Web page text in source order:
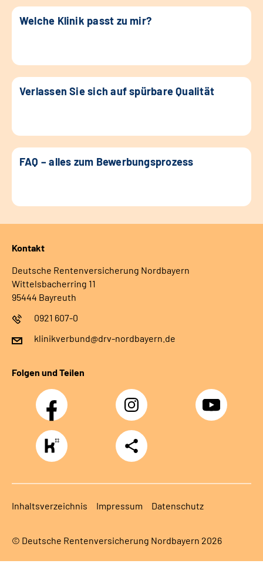
Welche Klinik passt zu mir?
Verlassen Sie sich auf spürbare Qualität
FAQ – alles zum Bewerbungsprozess
Kontakt
Deutsche Rentenversicherung Nordbayern
Wittelsbacherring 11
95444 Bayreuth
0921 607-0
klinikverbund@drv-nordbayern.de
Folgen und Teilen
Facebook Instagram Youtube
https://www.kununu.com/de/deutsche-
rentenversicherung-
nordbayern6
Teilen
Inhaltsverzeichnis Impressum Datenschutz
© Deutsche Rentenversicherung Nordbayern 2026